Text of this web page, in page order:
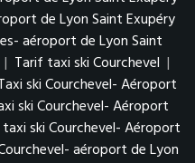
de Lyon Saint Exupéry
aéroport de Lyon Saint
| Tarif taxi ski Courchevel |
ski Courchevel- Aéroport
ski Courchevel- Aéroport
taxi ski Courchevel- Aéroport
aéroport de Lyon